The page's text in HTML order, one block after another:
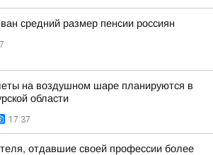
средний размер пенсии россиян
на воздушном шаре планируются в
области
17:37
отдавшие своей профессии более